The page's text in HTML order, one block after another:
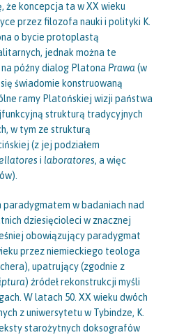
że koncepcja ta w XX wieku
przez filozofa nauki i polityki K.
o bycie protoplastą
jednak można te
późny dialog Platona Prawa(w
świadomie konstruowaną
ramy Platońskiej wizji państwa
strukturą tradycyjnych
w tym ze strukturą
(z jej podziałem
i laboratores, a więc
paradygmatem w badaniach nad
dziesięcioleci w znacznej
obowiązujący paradygmat
przez niemieckiego teologa
upatrujący (zgodnie z
) źródeł rekonstrukcji myśli
W latach 50. XX wieku dwóch
z uniwersytetu w Tybindze, K.
starożytnych doksografów